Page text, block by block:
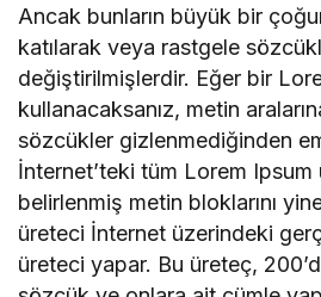
Ancak bunların büyük bir
katılarak veya rastgele
değiştirilmişlerdir. Eğer bir
kullanacaksanız, metin
sözcükler gizlenmediğinden
İnternet’teki tüm Lorem
belirlenmiş metin bloklarını
üreteci İnternet üzerindeki
üreteci yapar. Bu üreteç,